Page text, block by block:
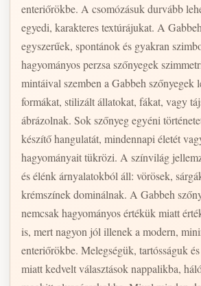
enteriőrökbe. A csomózásuk durvább
egyedi, karakteres textúrájukat. A
egyszerűek, spontánok és gyakran
hagyományos perzsa szőnyegek
mintáival szemben a Gabbeh szőnyegek
formákat, stilizált állatokat, fákat, vagy
ábrázolnak. Sok szőnyeg egyéni
készítő hangulatát, mindennapi életét
hagyományait tükrözi. A színvilág
és élénk árnyalatokból áll: vörösek,
krémszínek dominálnak. A Gabbeh
nemcsak hagyományos értékük miatt
is, mert nagyon jól illenek a modern,
enteriőrökbe. Melegségük, tartósságuk
miatt kedvelt választások nappalikba,